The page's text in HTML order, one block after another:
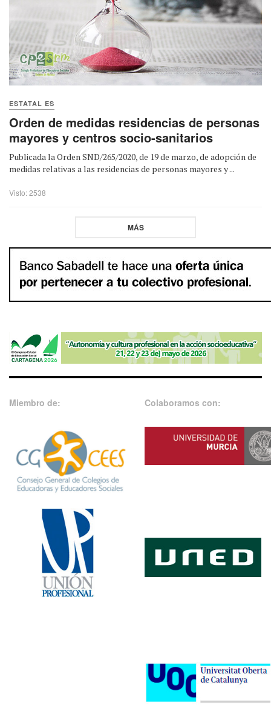
ESTATAL ES
Orden de medidas residencias de personas
mayores y centros socio-sanitarios
Publicada la Orden SND/265/2020, de 19 de marzo, de adopción de
medidas relativas a las residencias de personas mayores y ...
Visto: 2538
MÁS
Miembro de: Colaboramos con: